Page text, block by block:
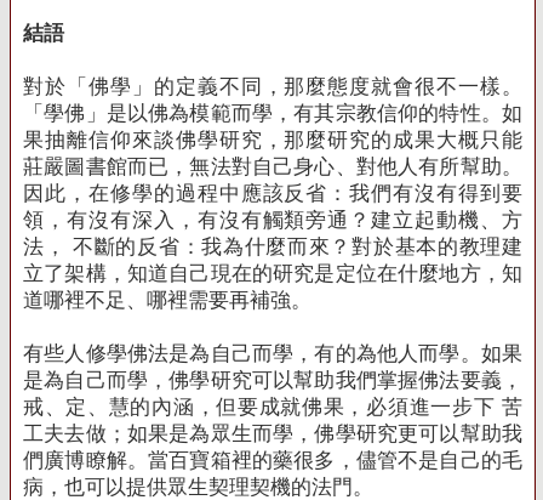
結語
對於「佛學」的定義不同，那麼態度就會很不一樣。
「學佛」是以佛為模範而學，有其宗教信仰的特性。如
果抽離信仰來談佛學研究，那麼研究的成果大概只能
莊嚴圖書館而已，無法對自己身心、對他人有所幫助。
因此，在修學的過程中應該反省：我們有沒有得到要
領，有沒有深入，有沒有觸類旁通？建立起動機、方
法， 不斷的反省：我為什麼而來？對於基本的教理建
立了架構，知道自己現在的研究是定位在什麼地方，知
道哪裡不足、哪裡需要再補強。
有些人修學佛法是為自己而學，有的為他人而學。如果
是為自己而學，佛學研究可以幫助我們掌握佛法要義，
戒、定、慧的內涵，但要成就佛果，必須進一步下 苦
工夫去做；如果是為眾生而學，佛學研究更可以幫助我
們廣博瞭解。當百寶箱裡的藥很多，儘管不是自己的毛
病，也可以提供眾生契理契機的法門。